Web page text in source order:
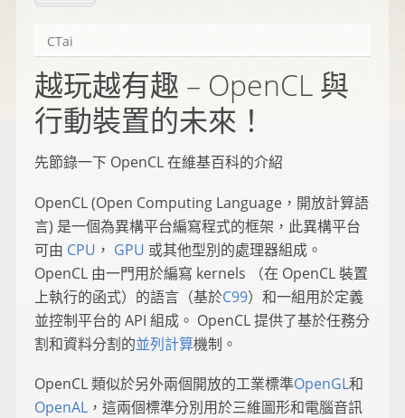
CTai
越玩越有趣 – OpenCL 與
行動裝置的未來！
先節錄一下 OpenCL 在維基百科的介紹
OpenCL (Open Computing Language，開放計算語
言) 是一個為異構平台編寫程式的框架，此異構平台
可由 CPU ， GPU 或其他型別的處理器組成。
OpenCL 由一門用於編寫 kernels （在 OpenCL 裝置
上執行的函式）的語言（基於C99）和一組用於定義
並控制平台的 API 組成。 OpenCL 提供了基於任務分
割和資料分割的並列計算機制。
OpenCL 類似於另外兩個開放的工業標準OpenGL和
OpenAL ，這兩個標準分別用於三維圖形和電腦音訊